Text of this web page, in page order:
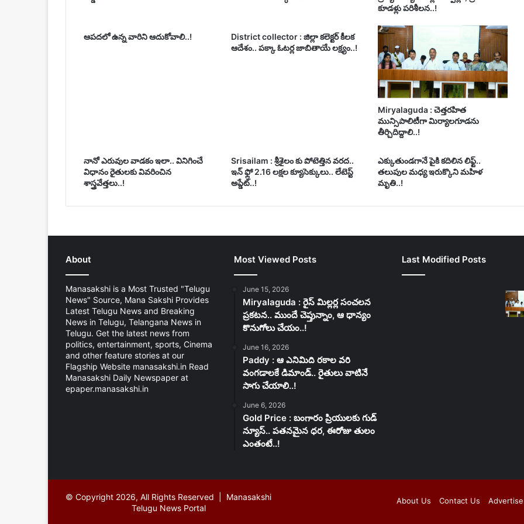
కూడళ్లు పరిశీలన..!
ఆపదలో ఉన్న వారిని ఆదుకోవాలి..!
District collector : జిల్లా కలెక్టర్ కీలక
ఆదేశం.. పక్కా ఓటర్ల జాబితాయే లక్ష్యం..!
Miryalaguda : చెత్తరహిత
మున్సిపాలిటీగా మిర్యాలగూడను
తీర్చిదిద్దాలి..!
నానో ఎరువుల వాడకం ఇలా.. వినిగించే
విధానం రైతులకు వివరించిన
శాస్త్రవేత్తలు..!
Srisailam : శ్రీశైలం కు పోటెత్తిన వరద..
ఇన్ ఫ్లో 2.16 లక్షల క్యూసెక్కులు.. లేటెస్ట్
అప్డేట్..!
ఎక్కుతుండగానే పైకి కదిలిన లిఫ్ట్‌..
తలుపుల మధ్య ఇరుక్కొని మహిళ
మృతి..!
About
Manasakshi is a Most Trusted "Telugu
News" Source, Mana Sakshi Provides
Latest Telugu News and Breaking
News in Telugu, Telangana News in
Telugu. Get the latest news from
politics, entertainment, sports, Cinema
and other feature stories at our
Flagship Website manasakshi.in Read
Manasakshi Daily Newspaper at
epaper.manasakshi.in
Most Viewed Posts
June 15, 2026
Miryalaguda : రైస్ మిల్లర్ల సంచలన
ప్రకటన.. ముందే చెప్తున్నాం, ఆ ధాన్యం
కొనుగోలు చేయం..!
June 16, 2026
Paddy : ఆ ఎనిమిది రకాల వరి
వంగడాలకే డిమాండ్.. రైతులు వాటినే
సాగు చేయాలి..!
June 6, 2026
Gold Price : బంగారం ప్రియులకు గుడ్
న్యూస్.. పతనమైన ధర, ఈరోజు తులం
ఎంతంటే..!
Last Modified Posts
© Copyright 2026, All Rights Reserved | Manasakshi
Telugu News Portal
About Us Contact Us